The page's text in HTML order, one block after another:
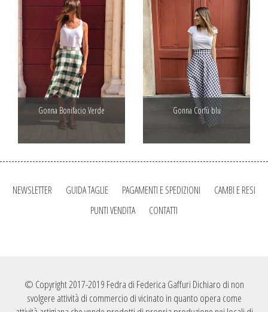
Gonna Bonifacio Verde Gonna Corfù blu
NEWSLETTER GUIDA TAGLIE PAGAMENTI E SPEDIZIONI
CAMBI E RESI
PUNTI VENDITA
CONTATTI
© Copyright 2017-2019 Fedra di Federica Gaffuri Dichiaro di non
svolgere attività di commercio di vicinato in quanto opera come